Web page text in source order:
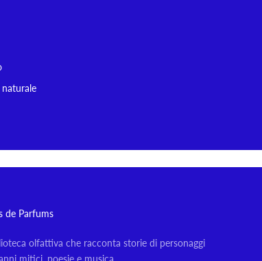
de Parfums
olfattiva che racconta storie di personaggi